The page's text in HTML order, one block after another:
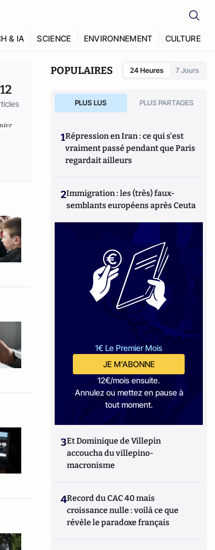
& IA SCIENCE ENVIRONNEMENT CULTURE
12
POPULAIRES 24 Heures 7 Jours
PLUS LUS PLUS PARTAGES
1Répression en Iran : ce qui s'est
vraiment passé pendant que Paris
regardait ailleurs
2Immigration : les (très) faux-
semblants européens après Ceuta
1€ Le Premier Mois
JE M'ABONNE
12€/mois ensuite.
Annulez ou mettez en pause à
tout moment.
3Et Dominique de Villepin
accoucha du villepino-
macronisme
4Record du CAC 40 mais
croissance nulle : voilà ce que
révèle le paradoxe français